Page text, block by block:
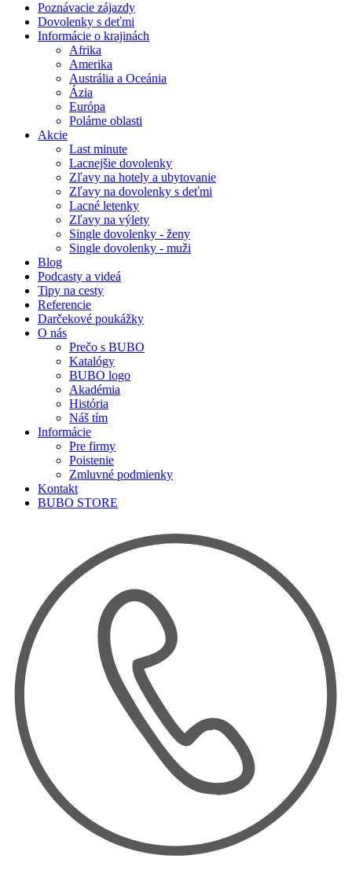
Poznávacie zájazdy
Dovolenky s deťmi
Informácie o krajinách
Afrika
Amerika
Austrália a Oceánia
Ázia
Európa
Polárne oblasti
Akcie
Last minute
Lacnejšie dovolenky
Zľavy na hotely a ubytovanie
Zľavy na dovolenky s deťmi
Lacné letenky
Zľavy na výlety
Single dovolenky - ženy
Single dovolenky - muži
Blog
Podcasty a videá
Tipy na cesty
Referencie
Darčekové poukážky
O nás
Prečo s BUBO
Katalógy
BUBO logo
Akadémia
História
Náš tím
Informácie
Pre firmy
Poistenie
Zmluvné podmienky
Kontakt
BUBO STORE